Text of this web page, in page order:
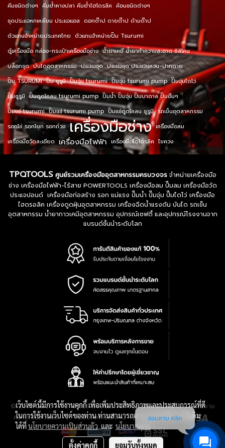
คีมชนิดต่างๆ คีมย้ำหางปลา คีมย้ำไฮโดรลิค ค้อนชนิดต่างๆ
ชุดประแจหกเหลี่ยม ประแจแอล ดอกต๊าป ดายต๊าป ด้ามต๊าป
ตัวแทนจำหน่ายประเทศไทย ตัวแทนจำหน่ายปั๊ม Tsurumi
ตู้เครื่องมือ กล่อง-กระเป๋าเครื่องมือช่าง น้ำยาเคมี น้ำยาทำความสะอาด ซิลิโคน
บล็อกชุด บันไดอุตสาหกรรม ประแจชุด ประแจชุด ประแจแหวน-ปากตาย
ปั๊ม TSURUMI ปั๊ม ซูรูมิ ปั๊มจุ่ม tsurumi ปั๊มจุ่ม tsurumi pump ปั๊มจุ่มไดโว่
ปั๊มซูรูมิ ปั๊มดูดโคลน tsurumi pump ปั๊มน้ำ ปั๊มจุ่ม ปั๊มบาดาล ปั๊มอื่นๆ
ปั๊มแช่ tsurumi ปั๊มแช่ tsurumi pump ปั๊มแช่ดูดโคลน ซูรูมิ รถเข็นอุตสาหกรรม
รอกโซ่ รอกโยก รอกถ่วง เครื่องมือช่าง เครื่องมือลม
เครื่องมือวัดละเอียด เครื่องมือไฟฟ้า เครื่องมือไฮโดรลิค ไขควง
TPQTOOLS ศูนย์รวมเครื่องมืออุตสาหกรรมครบวงจรจำหน่ายเครื่องมือ
ช่าง เครื่องมือไฟฟ้า-ไร้สาย POWERTOOLS เครื่องมือลม ปั๊มลม เครื่องมือวัด
ประแจปอนด์ เครื่องมือก่อสร้าง รอก แม่แรง ปั๊มน้ำ ปั๊มจุ่ม ปั๊มไดโว่ เครื่องมือ
ไฮดรอลิค เครื่องดูดฝุ่นอุตสาหกรรม เครื่องฉีดน้ำแรงดัน บันได รถเข็น
อุตสาหกรรม น้ำยากาวเคมีอุตสาหกรรม อุปกรณ์เซฟตี้ และอุปกรณ์โรงงานจาก
แบรนด์ชั้นนำระดับโลก
© 2016-2028 TPQTOOLS Co., Ltd. All Rights Reserved.|นโยบาย
ความเป็นส่วนตัว|เงื่อนไขการใช้งาน| แผนที่สินค้า
เว็บไซต์นี้มีการใช้งานคุกกี้ เพื่อเพิ่มประสิทธิภาพและประสบการณ์ที่ดี
ในการใช้งานเว็บไซต์ของท่าน ท่านสามารถอ่านรายละเอียดเพิ่มเติม
ได้ที่นโยบายความเป็นส่วนตัวและ นโยบายคุกกี้
ตั้งค่าคุกกี้ ยอมรับทั้งหมด
สอบถาม คลิก